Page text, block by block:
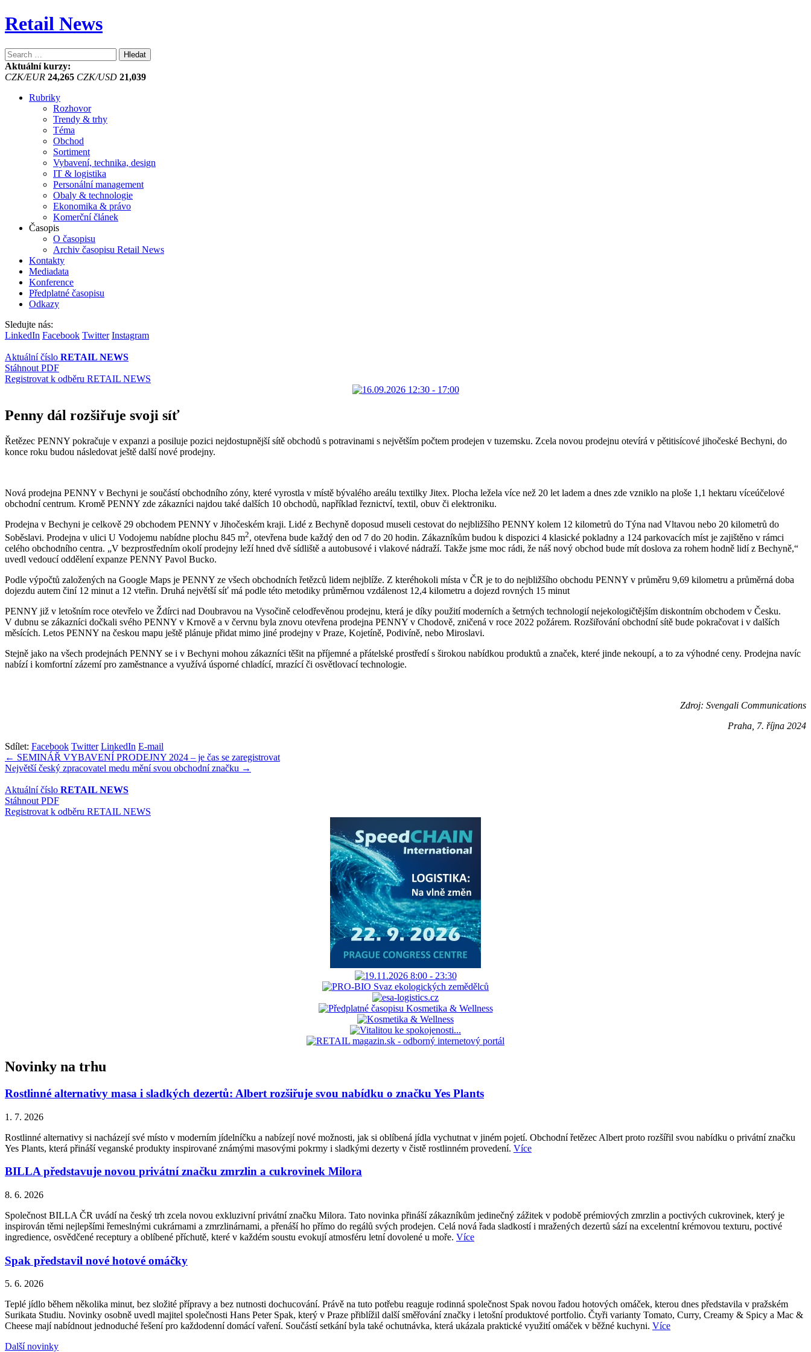
Retail News
Vyhledávání
Aktuální kurzy:
CZK/EUR 24,265 CZK/USD 21,039
Rubriky
Rozhovor
Trendy & trhy
Téma
Obchod
Sortiment
Vybavení, technika, design
IT & logistika
Personální management
Obaly & technologie
Ekonomika & právo
Komerční článek
Časopis
O časopisu
Archiv časopisu Retail News
Kontakty
Mediadata
Konference
Předplatné časopisu
Odkazy
Sledujte nás:
LinkedIn Facebook Twitter Instagram
Aktuální číslo RETAIL NEWS
Stáhnout PDF
Registrovat k odběru RETAIL NEWS
Penny dál rozšiřuje svoji síť
Řetězec PENNY pokračuje v expanzi a posiluje pozici nejdostupnější sítě obchodů s potravinami s největším počtem prodejen v tuzemsku. Zcela novou prodejnu otevírá v pětitisícové jihočeské Bechyni, do
konce roku budou následovat ještě další nové prodejny.
Nová prodejna PENNY v Bechyni je součástí obchodního zóny, které vyrostla v místě bývalého areálu textilky Jitex. Plocha ležela více než 20 let ladem a dnes zde vzniklo na ploše 1,1 hektaru víceúčelové
obchodní centrum. Kromě PENNY zde zákazníci najdou také dalších 10 obchodů, například řeznictví, textil, obuv či elektroniku.
Prodejna v Bechyni je celkově 29 obchodem PENNY v Jihočeském kraji. Lidé z Bechyně doposud museli cestovat do nejbližšího PENNY kolem 12 kilometrů do Týna nad Vltavou nebo 20 kilometrů do
Soběslavi. Prodejna v ulici U Vodojemu nabídne plochu 845 m2, otevřena bude každý den od 7 do 20 hodin. Zákazníkům budou k dispozici 4 klasické pokladny a 124 parkovacích míst je zajištěno v rámci
celého obchodního centra. „V bezprostředním okolí prodejny leží hned dvě sídliště a autobusové i vlakové nádraží. Takže jsme moc rádi, že náš nový obchod bude mít doslova za rohem hodně lidí z Bechyně,“
uvedl vedoucí oddělení expanze PENNY Pavol Bucko.
Podle výpočtů založených na Google Maps je PENNY ze všech obchodních řetězců lidem nejblíže. Z kteréhokoli místa v ČR je to do nejbližšího obchodu PENNY v průměru 9,69 kilometru a průměrná doba
dojezdu autem činí 12 minut a 12 vteřin. Druhá největší síť má podle této metodiky průměrnou vzdálenost 12,4 kilometru a dojezd rovných 15 minut
PENNY již v letošním roce otevřelo ve Ždírci nad Doubravou na Vysočině celodřevěnou prodejnu, která je díky použití moderních a šetrných technologií nejekologičtějším diskontním obchodem v Česku.
V dubnu se zákazníci dočkali svého PENNY v Krnově a v červnu byla znovu otevřena prodejna PENNY v Chodově, zničená v roce 2022 požárem. Rozšiřování obchodní sítě bude pokračovat i v dalších
měsících. Letos PENNY na českou mapu ještě plánuje přidat mimo jiné prodejny v Praze, Kojetíně, Podivíně, nebo Miroslavi.
Stejně jako na všech prodejnách PENNY se i v Bechyni mohou zákazníci těšit na příjemné a přátelské prostředí s širokou nabídkou produktů a značek, které jinde nekoupí, a to za výhodné ceny. Prodejna navíc
nabízí i komfortní zázemí pro zaměstnance a využívá úsporné chladící, mrazící či osvětlovací technologie.
Zdroj: Svengali Communications
Praha, 7. října 2024
Sdílet: Facebook Twitter LinkedIn E-mail
Navigace
pro
příspěvek
← SEMINÁŘ VYBAVENÍ PRODEJNY 2024 – je čas se zaregistrovat
Největší český zpracovatel medu mění svou obchodní značku →
Aktuální číslo RETAIL NEWS
Stáhnout PDF
Registrovat k odběru RETAIL NEWS
Novinky na trhu
Rostlinné alternativy masa i sladkých dezertů: Albert rozšiřuje svou nabídku o značku Yes Plants
1. 7. 2026
Rostlinné alternativy si nacházejí své místo v moderním jídelníčku a nabízejí nové možnosti, jak si oblíbená jídla vychutnat v jiném pojetí. Obchodní řetězec Albert proto rozšířil svou nabídku o privátní značku
Yes Plants, která přináší veganské produkty inspirované známými masovými pokrmy i sladkými dezerty v čistě rostlinném provedení. Více
BILLA představuje novou privátní značku zmrzlin a cukrovinek Milora
8. 6. 2026
Společnost BILLA ČR uvádí na český trh zcela novou exkluzivní privátní značku Milora. Tato novinka přináší zákazníkům jedinečný zážitek v podobě prémiových zmrzlin a poctivých cukrovinek, který je
inspirován těmi nejlepšími řemeslnými cukrárnami a zmrzlinárnami, a přenáší ho přímo do regálů svých prodejen. Celá nová řada sladkostí i mražených dezertů sází na excelentní krémovou texturu, poctivé
ingredience, osvědčené receptury a oblíbené příchutě, které v každém soustu evokují atmosféru letní dovolené u moře. Více
Spak představil nové hotové omáčky
5. 6. 2026
Teplé jídlo během několika minut, bez složité přípravy a bez nutnosti dochucování. Právě na tuto potřebu reaguje rodinná společnost Spak novou řadou hotových omáček, kterou dnes představila v pražském
Surikata Studiu. Novinky osobně uvedl majitel společnosti Hans Peter Spak, který v Praze přiblížil další směřování značky i letošní produktové portfolio. Čtyři varianty Tomato, Curry, Creamy & Spicy a Mac &
Cheese mají nabídnout jednoduché řešení pro každodenní domácí vaření. Součástí setkání byla také ochutnávka, která ukázala praktické využití omáček v běžné kuchyni. Více
Další novinky